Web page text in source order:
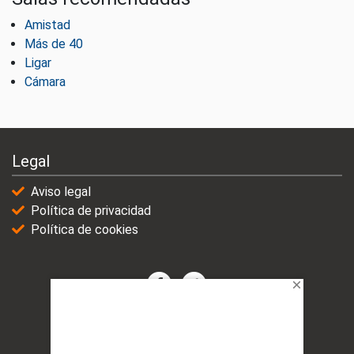
Amistad
Más de 40
Ligar
Cámara
Legal
Aviso legal
Política de privacidad
Política de cookies